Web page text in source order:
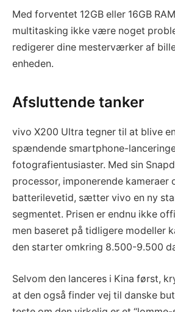
Med forventet 12GB eller 16GB
multitasking ikke være noget
redigerer dine mesterværker af
enheden.
Afsluttende tanker
vivo X200 Ultra tegner til at blive
spændende smartphone-
fotografientusiaster. Med sin
processor, imponerende kameraer
batterilevetid, sætter vivo en ny
segmentet. Prisen er endnu ikke
men baseret på tidligere modeller
den starter omkring 8.500-9.500
Selvom den lanceres i Kina først,
at den også finder vej til danske